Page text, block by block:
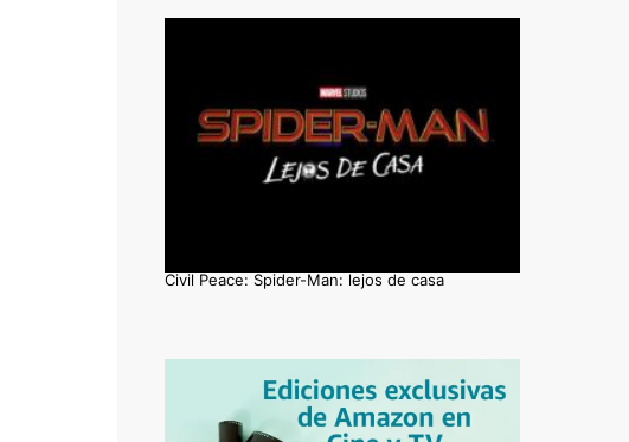
Civil Peace: Spider-Man: lejos de casa